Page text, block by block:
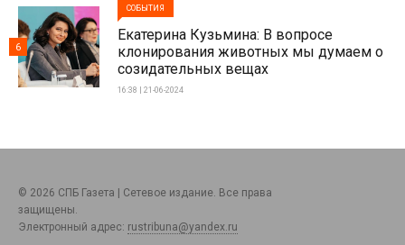
СОБЫТИЯ
Екатерина Кузьмина: В вопросе
клонирования животных мы думаем о
созидательных вещах
16:38 | 21-06-2024
6
© 2026 СПБ Газета | Сетевое издание. Все права
защищены.
Электронный адрес: rustribuna@yandex.ru